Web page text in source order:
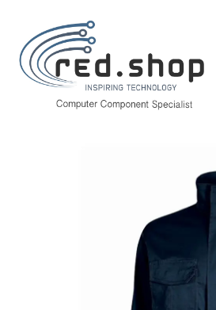
Inicio Hogar y Electrodomésticos
Upower Sofia Cazadora de Trabajo